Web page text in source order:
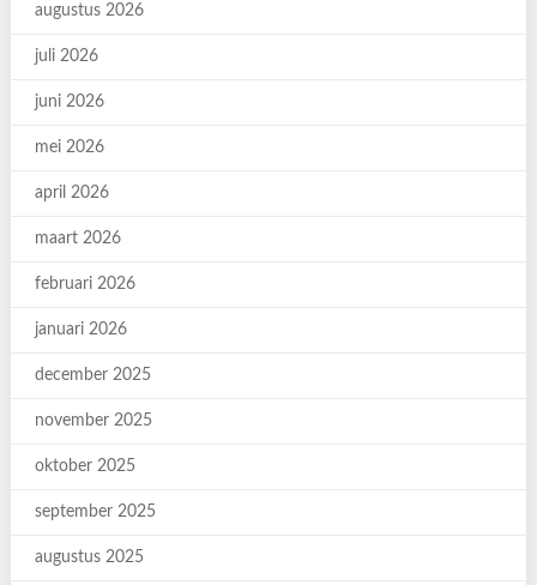
augustus 2026
juli 2026
juni 2026
mei 2026
april 2026
maart 2026
februari 2026
januari 2026
december 2025
november 2025
oktober 2025
september 2025
augustus 2025